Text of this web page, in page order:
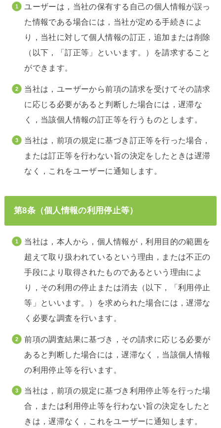
ユーザーは，当社の保有する自己の個人情報が誤っ
た情報である場合には，当社が定める手続きによ
り，当社に対して個人情報の訂正，追加または削除
（以下，「訂正等」といいます。）を請求すること
ができます。
当社は，ユーザーから前項の請求を受けてその請求
に応じる必要があると判断した場合には，遅滞な
く，当該個人情報の訂正等を行うものとします。
当社は，前項の規定に基づき訂正等を行った場合，
または訂正等を行わない旨の決定をしたときは遅滞
なく，これをユーザーに通知します。
第8条（個人情報の利用停止等）
当社は，本人から，個人情報が，利用目的の範囲を
超えて取り扱われているという理由，または不正の
手段により取得されたものであるという理由によ
り，その利用の停止または消去（以下，「利用停止
等」といいます。）を求められた場合には，遅滞な
く必要な調査を行います。
前項の調査結果に基づき，その請求に応じる必要が
あると判断した場合には，遅滞なく，当該個人情報
の利用停止等を行います。
当社は，前項の規定に基づき利用停止等を行った場
合，または利用停止等を行わない旨の決定をしたと
きは，遅滞なく，これをユーザーに通知します。